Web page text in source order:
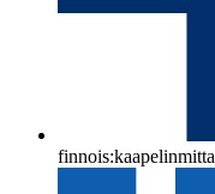
finnois:kaapelinmitta